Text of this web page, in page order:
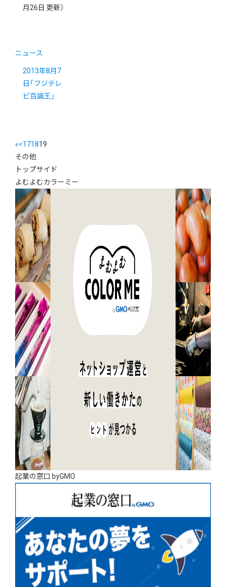
月26日 更新）
ニュース
2013年8月7
日「フジテレ
ビ百識王」
«<171819
その他
トップサイド
よむよむカラーミー
起業の窓口 byGMO